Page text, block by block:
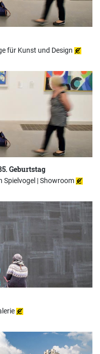
für Kunst und Design
Geburtstag
Spielvogel | Showroom